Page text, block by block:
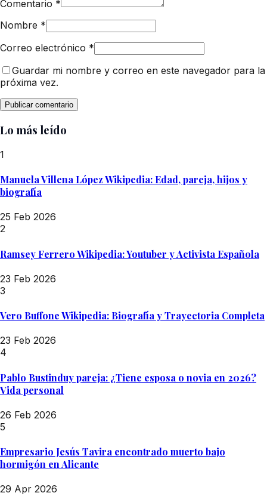
Comentario *
Nombre *
Correo electrónico *
Guardar mi nombre y correo en este navegador para la
próxima vez.
Lo más leído
1
Manuela Villena López Wikipedia: Edad, pareja, hijos y
biografía
25 Feb 2026
2
Ramsey Ferrero Wikipedia: Youtuber y Activista Española
23 Feb 2026
3
Vero Buffone Wikipedia: Biografía y Trayectoria Completa
23 Feb 2026
4
Pablo Bustinduy pareja: ¿Tiene esposa o novia en 2026?
Vida personal
26 Feb 2026
5
Empresario Jesús Tavira encontrado muerto bajo
hormigón en Alicante
29 Apr 2026